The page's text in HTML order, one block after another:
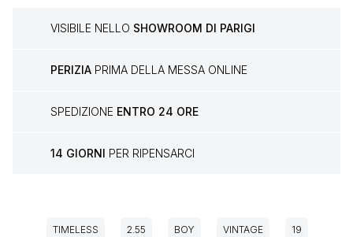
VISIBILE NELLO SHOWROOM DI PARIGI
PERIZIA PRIMA DELLA MESSA ONLINE
SPEDIZIONE ENTRO 24 ORE
14 GIORNI PER RIPENSARCI
TIMELESS 2.55 BOY VINTAGE 19